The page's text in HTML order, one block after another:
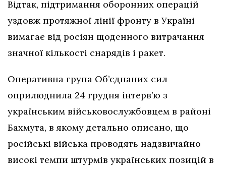
Відтак, підтримання оборонних операцій
уздовж протяжної лінії фронту в Україні
вимагає від росіян щоденного витрачання
значної кількості снарядів і ракет.
Оперативна група Об’єднаних сил
оприлюднила 24 грудня інтерв’ю з
українським військовослужбовцем в районі
Бахмута, в якому детально описано, що
російські війська проводять надзвичайно
високі темпи штурмів українських позицій в